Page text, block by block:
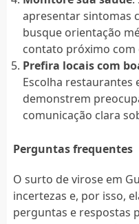
apresentar sintomas
busque orientação
contato próximo com
Prefira locais com
Escolha restaurantes
demonstrem
comunicação clara
Perguntas frequentes
O surto de virose em
incertezas e, por isso,
perguntas e respostas